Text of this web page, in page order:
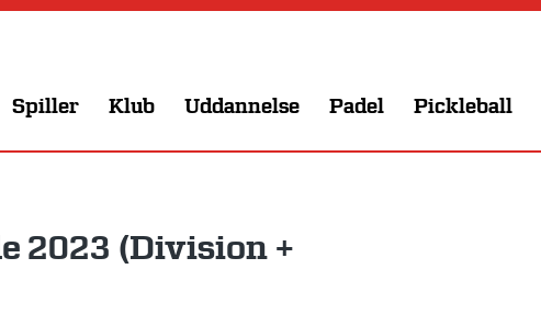
Spiller Klub Uddannelse Padel Pickleball
2023 (Division +